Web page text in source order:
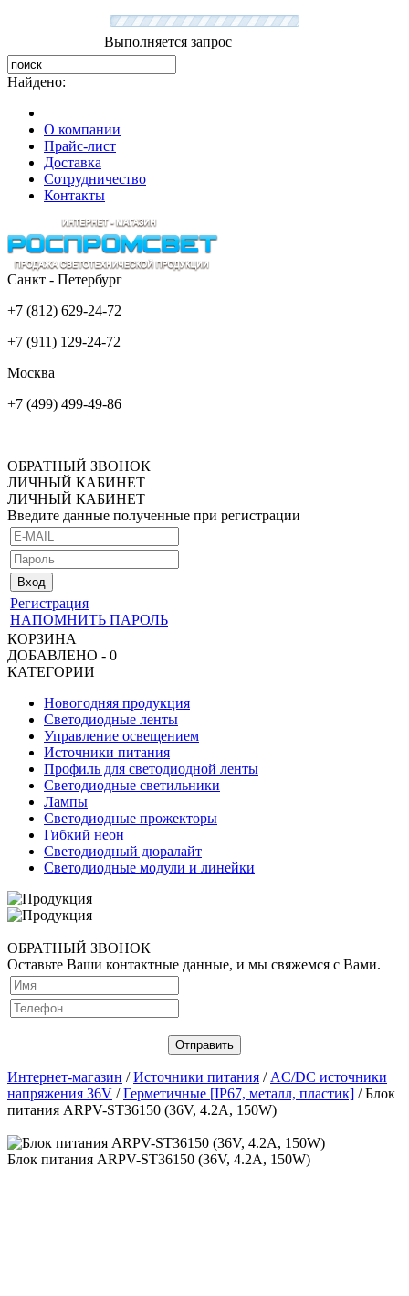
Выполняется запрос
Найдено:
О компании
Прайс-лист
Доставка
Сотрудничество
Контакты
Санкт - Петербург
+7 (812) 629-24-72
+7 (911) 129-24-72
Москва
+7 (499) 499-49-86
ОБРАТНЫЙ ЗВОНОК
ЛИЧНЫЙ КАБИНЕТ
ЛИЧНЫЙ КАБИНЕТ
Введите данные полученные при регистрации
Регистрация
НАПОМНИТЬ ПАРОЛЬ
КОРЗИНА
ДОБАВЛЕНО - 0
КАТЕГОРИИ
Новогодняя продукция
Светодиодные ленты
Управление освещением
Источники питания
Профиль для светодиодной ленты
Светодиодные светильники
Лампы
Светодиодные прожекторы
Гибкий неон
Светодиодный дюралайт
Светодиодные модули и линейки
ОБРАТНЫЙ ЗВОНОК
Оставьте Ваши контактные данные, и мы свяжемся с Вами.
Интернет-магазин /Источники питания / AC/DC источники
напряжения 36V /Герметичные [IP67, металл, пластик] / Блок
питания ARPV-ST36150 (36V, 4.2A, 150W)
Блок питания ARPV-ST36150 (36V, 4.2A, 150W)